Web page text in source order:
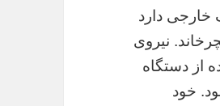
خارجی دارد
نیروی
از دستگاه
خود